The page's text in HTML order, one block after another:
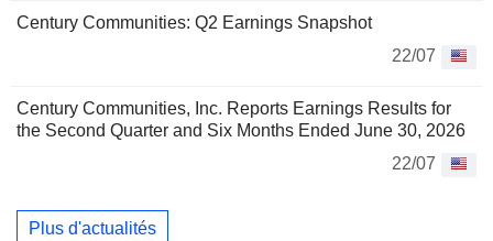
Century Communities: Q2 Earnings Snapshot
22/07
Century Communities, Inc. Reports Earnings Results for
the Second Quarter and Six Months Ended June 30, 2026
22/07
Plus d'actualités